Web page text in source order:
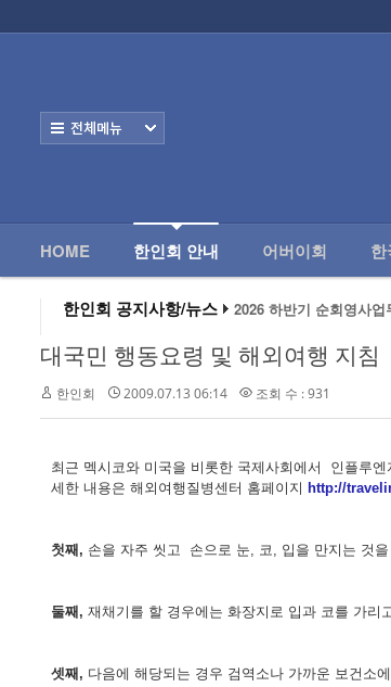
HOME 한인회 안내 어버이회
한인회 공지사항/뉴스
2026 하반기 순회영사업
왕과 사는 남자 앨버커키
알버커키 감리교회 부흥
2026년 3월 10일 상반기
2026 하반기 순회영사업
대국민 행동요령 및 해외여행 지침
한인회 2009.07.13 06:14 조회 수 : 931
최근 멕시코와 미국을 비롯한 국제사회에서 인플루
세한 내용은 해외여행질병센터 홈페이지 http://
첫째, 손을 자주 씻고 손으로 눈, 코, 입을 만지는 것
둘째, 재채기를 할 경우에는 화장지로 입과 코를 가리
셋째, 다음에 해당되는 경우 검역소나 가까운 보건소
한인회 안내
- 한인회 연혁
- 한인회소식/공지사항
- Event Photos
- 한인회장선관위원회
정보/생활/건강